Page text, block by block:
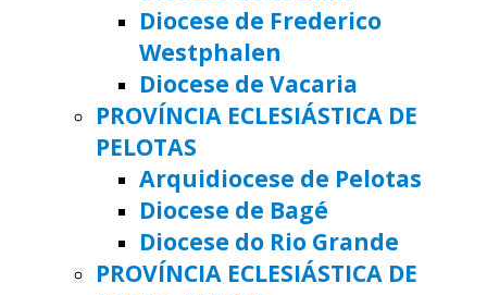
Diocese de Frederico
Westphalen
Diocese de Vacaria
PROVÍNCIA ECLESIÁSTICA DE
PELOTAS
Arquidiocese de Pelotas
Diocese de Bagé
Diocese do Rio Grande
PROVÍNCIA ECLESIÁSTICA DE